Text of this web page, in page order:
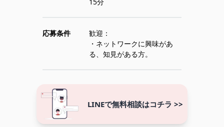
応募条件
歓迎：
・ネットワークに興味があ
る、知見がある方。
LINEで無料相談はコチラ >>